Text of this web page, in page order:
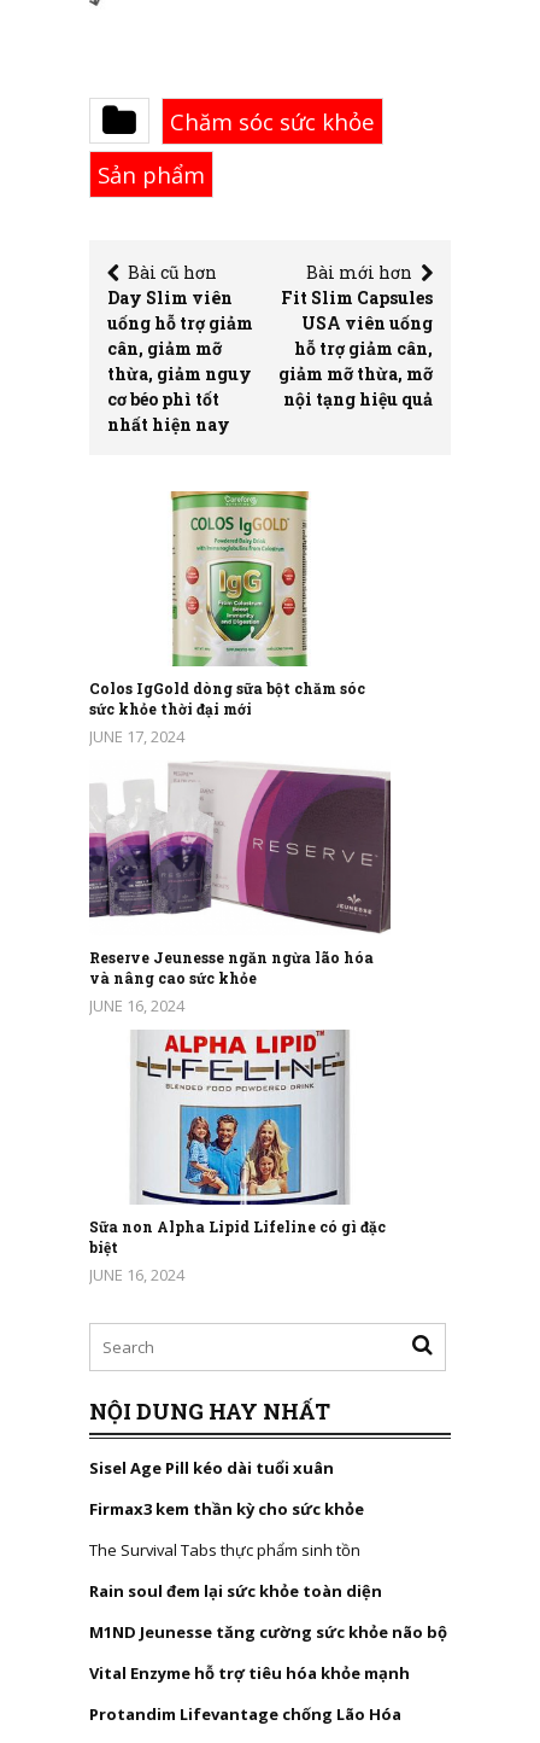
Chăm sóc sức khỏe
Sản phẩm
Bài cũ hơn
Day Slim viên
uống hỗ trợ giảm
cân, giảm mỡ
thừa, giảm nguy
cơ béo phì tốt
nhất hiện nay
Bài mới hơn
Fit Slim Capsules
USA viên uống
hỗ trợ giảm cân,
giảm mỡ thừa, mỡ
nội tạng hiệu quả
Colos IgGold dòng sữa bột chăm sóc
sức khỏe thời đại mới
JUNE 17, 2024
Reserve Jeunesse ngăn ngừa lão hóa
và nâng cao sức khỏe
JUNE 16, 2024
Sữa non Alpha Lipid Lifeline có gì đặc
biệt
JUNE 16, 2024
NỘI DUNG HAY NHẤT
Sisel Age Pill kéo dài tuổi xuân
Firmax3 kem thần kỳ cho sức khỏe
The Survival Tabs thực phẩm sinh tồn
Rain soul đem lại sức khỏe toàn diện
M1ND Jeunesse tăng cường sức khỏe não bộ
Vital Enzyme hỗ trợ tiêu hóa khỏe mạnh
Protandim Lifevantage chống Lão Hóa